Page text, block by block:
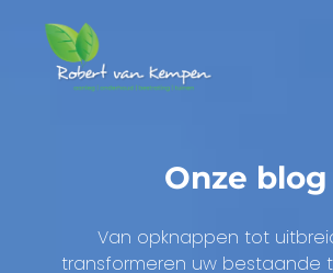
Onze blog
Van opknappen tot
transformeren uw bestaande